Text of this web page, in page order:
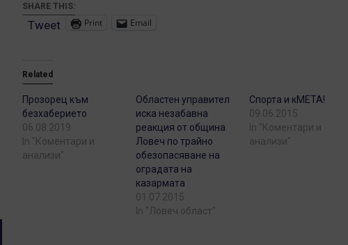
SHARE THIS:
Tweet Print Email
Related
Прозорец към
безхаберието
06.08.2019
In "Коментари и
анализи"
Областен управител
иска незабавна
реакция от община
Ловеч по трайно
обезопасяване на
оградата на
казармата
01.07.2015
In "Ловеч област"
Спорта и кМЕТА!
09.06.2015
In "Коментари и
анализи"